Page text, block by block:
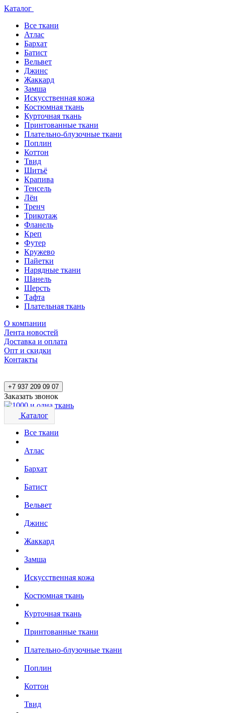
Каталог
Все ткани
Атлас
Бархат
Батист
Вельвет
Джинс
Жаккард
Замша
Искусственная кожа
Костюмная ткань
Курточная ткань
Принтованные ткани
Плательно-блузочные ткани
Поплин
Коттон
Твид
Шитьё
Крапива
Тенсель
Лён
Тренч
Трикотаж
Фланель
Креп
Футер
Кружево
Пайетки
Нарядные ткани
Шанель
Шерсть
Тафта
Плательная ткань
О компании
Лента новостей
Доставка и оплата
Опт и скидки
Контакты
+7 937 209 09 07
Заказать звонок
Каталог
Все ткани
Атлас
Бархат
Батист
Вельвет
Джинс
Жаккард
Замша
Искусственная кожа
Костюмная ткань
Курточная ткань
Принтованные ткани
Плательно-блузочные ткани
Поплин
Коттон
Твид